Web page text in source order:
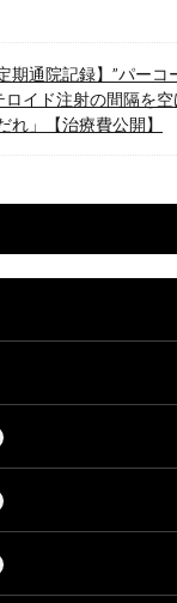
期通院記録】”パーコ
ロイド注射の間隔を
れ」【治療費公開】